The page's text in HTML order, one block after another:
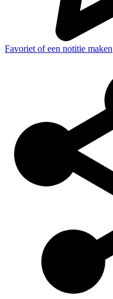
Favoriet of een notitie maken